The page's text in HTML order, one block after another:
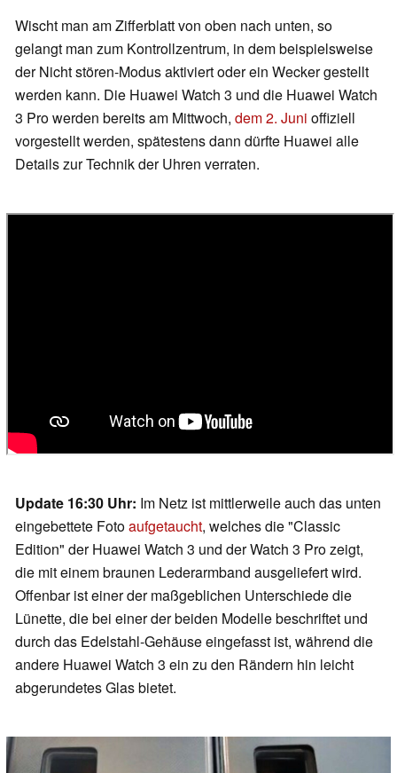
Wischt man am Zifferblatt von oben nach unten, so
gelangt man zum Kontrollzentrum, in dem beispielsweise
der Nicht stören-Modus aktiviert oder ein Wecker gestellt
werden kann. Die Huawei Watch 3 und die Huawei Watch
3 Pro werden bereits am Mittwoch, dem 2. Juni offiziell
vorgestellt werden, spätestens dann dürfte Huawei alle
Details zur Technik der Uhren verraten.
Update 16:30 Uhr: Im Netz ist mittlerweile auch das unten
eingebettete Fotoaufgetaucht, welches die "Classic
Edition" der Huawei Watch 3 und der Watch 3 Pro zeigt,
die mit einem braunen Lederarmband ausgeliefert wird.
Offenbar ist einer der maßgeblichen Unterschiede die
Lünette, die bei einer der beiden Modelle beschriftet und
durch das Edelstahl-Gehäuse eingefasst ist, während die
andere Huawei Watch 3 ein zu den Rändern hin leicht
abgerundetes Glas bietet.